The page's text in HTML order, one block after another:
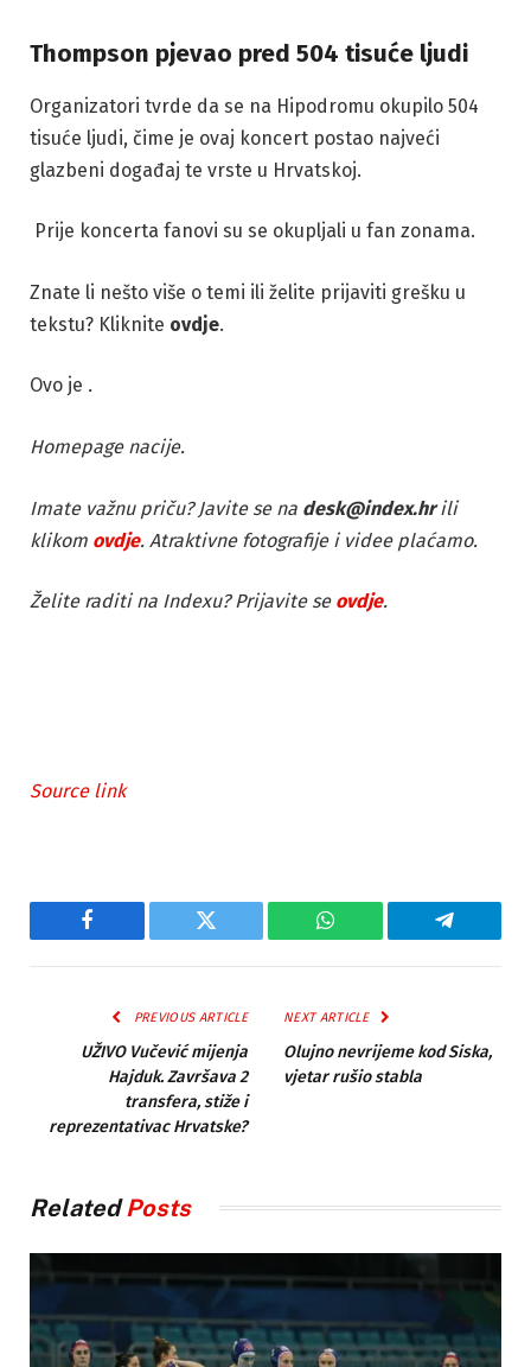
Thompson pjevao pred 504 tisuće ljudi
Organizatori tvrde da se na Hipodromu okupilo 504
tisuće ljudi, čime je ovaj koncert postao najveći
glazbeni događaj te vrste u Hrvatskoj.
Prije koncerta fanovi su se okupljali u fan zonama.
Znate li nešto više o temi ili želite prijaviti grešku u
tekstu? Kliknite ovdje.
Ovo je .
Homepage nacije.
Imate važnu priču? Javite se na desk@index.hrili
klikom ovdje. Atraktivne fotografije i videe plaćamo.
Želite raditi na Indexu? Prijavite se ovdje.
Source link
Facebook Twitter WhatsApp Telegram
PREVIOUS ARTICLE
UŽIVO Vučević mijenja
Hajduk. Završava 2
transfera, stiže i
reprezentativac Hrvatske?
NEXT ARTICLE
Olujno nevrijeme kod Siska,
vjetar rušio stabla
RelatedPosts